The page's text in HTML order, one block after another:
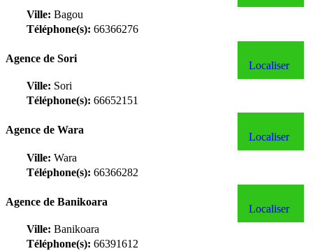
Ville: Bagou
Téléphone(s): 66366276
Agence de Sori
Ville: Sori
Téléphone(s): 66652151
Localiser
Agence de Wara
Ville: Wara
Téléphone(s): 66366282
Localiser
Agence de Banikoara
Ville: Banikoara
Téléphone(s): 66391612
Localiser